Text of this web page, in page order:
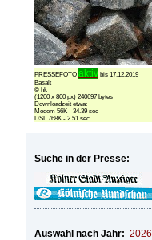
PRESSEFOTO aktiv bis 17.12.2019
Basalt
© hk
(1200 x 800 px) 240697 bytes
Downloadzeit etwa:
Modem 56K - 34.39 sec
DSL 768K - 2.51 sec
Suche in der Presse:
Auswahl nach Jahr: 2026